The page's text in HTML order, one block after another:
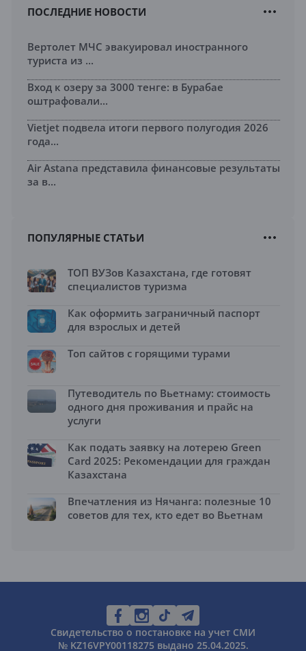
ПОСЛЕДНИЕ НОВОСТИ
Вертолет МЧС эвакуировал иностранного
туриста из ...
Вход к озеру за 3000 тенге: в Бурабае
оштрафовали...
Vietjet подвела итоги первого полугодия 2026
года...
Air Astana представила финансовые результаты
за в...
ПОПУЛЯРНЫЕ СТАТЬИ
ТОП ВУЗов Казахстана, где готовят
специалистов туризма
Как оформить заграничный паспорт
для взрослых и детей
Топ сайтов с горящими турами
Путеводитель по Вьетнаму: стоимость
одного дня проживания и прайс на
услуги
Как подать заявку на лотерею Green
Card 2025: Рекомендации для граждан
Казахстана
Впечатления из Нячанга: полезные 10
советов для тех, кто едет во Вьетнам
Свидетельство о постановке на учет СМИ
№ KZ16VPY00118275 выдано 25.04.2025.